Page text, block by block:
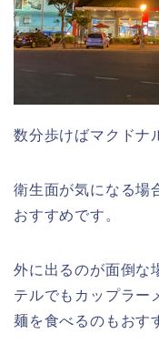
数分歩けばマクドナ
衛生面が気になる場
おすすめです。
外に出るのが面倒な
テルでもカップラー
麺を食べるのもおす